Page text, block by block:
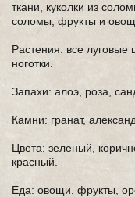
ткани, куколки из
соломы, фрукты и
Растения: все луговые
ноготки.
Запахи: алоэ, роза,
Камни: гранат,
Цвета: зеленый,
красный.
Еда: овощи, фрукты,